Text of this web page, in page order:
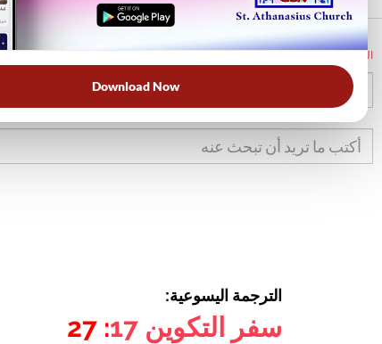
Download Now
الرئيسية
الترجمة اليسوعية:
سفر التكوين 17
: 27